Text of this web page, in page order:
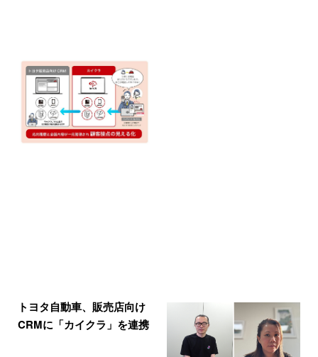
トヨタ自動車、販売店向け
CRMに「カイクラ」を連携